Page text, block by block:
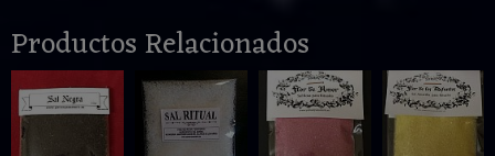
Productos Relacionados